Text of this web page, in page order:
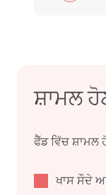
ਸ਼ਾਮਲ
ਫੈੱਡ ਵਿੱਚ ਸ਼ਾਮਲ
ਖਾਸ ਸੌਦੇ